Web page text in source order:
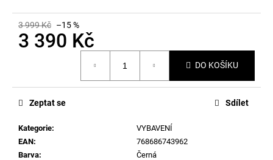
3 999 Kč –15 %
3 390 Kč
DO KOŠÍKU
Kategorie:
VYBAVENÍ
EAN:
768686743962
Barva:
Černá
Zeptat se Sdílet